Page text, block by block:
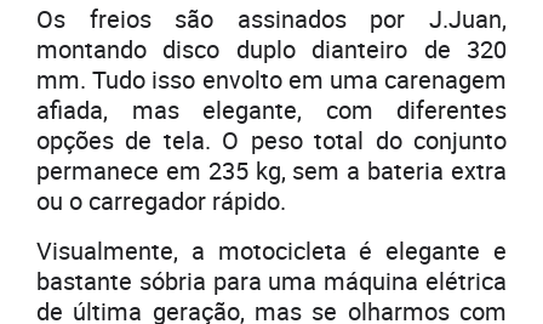
Os freios são assinados por J.Juan,
montando disco duplo dianteiro de 320
mm. Tudo isso envolto em uma carenagem
afiada, mas elegante, com diferentes
opções de tela. O peso total do conjunto
permanece em 235 kg, sem a bateria extra
ou o carregador rápido.
Visualmente, a motocicleta é elegante e
bastante sóbria para uma máquina elétrica
de última geração, mas se olharmos com